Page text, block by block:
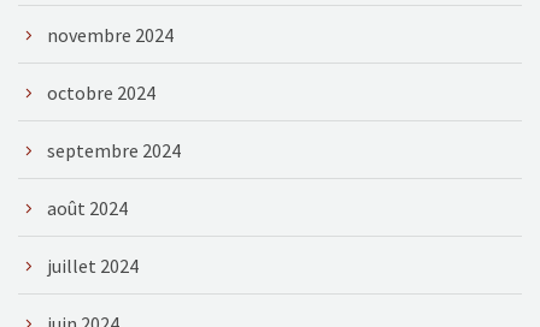
novembre 2024
octobre 2024
septembre 2024
août 2024
juillet 2024